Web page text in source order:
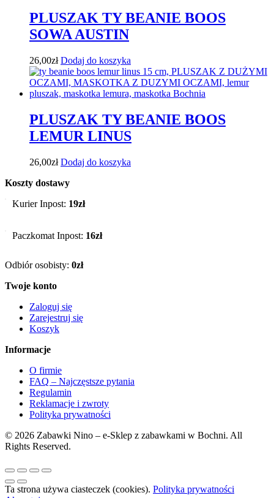
PLUSZAK TY BEANIE BOOS
SOWA AUSTIN
26,00zł Dodaj do koszyka
PLUSZAK TY BEANIE BOOS
LEMUR LINUS
26,00zł Dodaj do koszyka
Koszty dostawy
Kurier Inpost: 19zł
Paczkomat Inpost: 16zł
Odbiór osobisty: 0zł
Twoje konto
Zaloguj się
Zarejestruj się
Koszyk
Informacje
O firmie
FAQ – Najczęstsze pytania
Regulamin
Reklamacje i zwroty
Polityka prywatności
© 2026 Zabawki Nino – e-Sklep z zabawkami w Bochni. All
Rights Reserved.
Ta strona używa ciasteczek (cookies). Polityka prywatności